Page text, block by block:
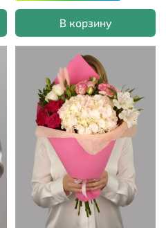
В корзину